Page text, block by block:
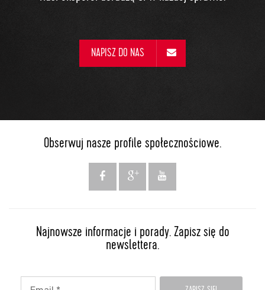
NAPISZ DO NAS
Obserwuj nasze profile społecznościowe.
Najnowsze informacje i porady. Zapisz się do
newslettera.